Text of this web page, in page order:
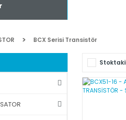
BCX Serisi Transistör